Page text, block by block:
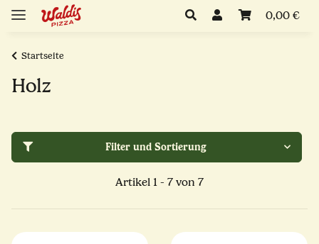
0,00 €
Startseite
Holz
Filter und Sortierung
Artikel 1 - 7 von 7